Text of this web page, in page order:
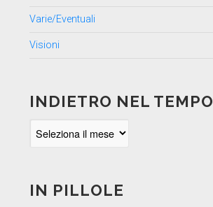
Varie/Eventuali
Visioni
INDIETRO NEL TEMPO
IN PILLOLE